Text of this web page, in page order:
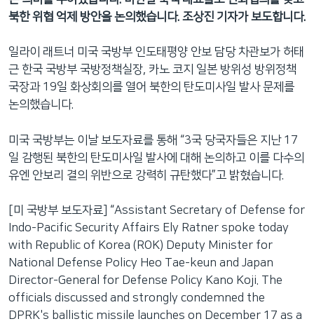
으
이
등
북한 위협 억제 방안을 논의했습니다. 조상진 기자가 보도합니다.
일라이 래트너 미국 국방부 인도태평양 안보 담당 차관보가 허태
근 한국 국방부 국방정책실장, 카노 코지 일본 방위성 방위정책
국장과 19일 화상회의를 열어 북한의 탄도미사일 발사 문제를
논의했습니다.
미국 국방부는 이날 보도자료를 통해 “3국 당국자들은 지난 17
일 감행된 북한의 탄도미사일 발사에 대해 논의하고 이를 다수의
유엔 안보리 결의 위반으로 강력히 규탄했다”고 밝혔습니다.
[미 국방부 보도자료] “Assistant Secretary of Defense for
Indo-Pacific Security Affairs Ely Ratner spoke today
with Republic of Korea (ROK) Deputy Minister for
National Defense Policy Heo Tae-keun and Japan
Director-General for Defense Policy Kano Koji. The
officials discussed and strongly condemned the
DPRK's ballistic missile launches on December 17 as a